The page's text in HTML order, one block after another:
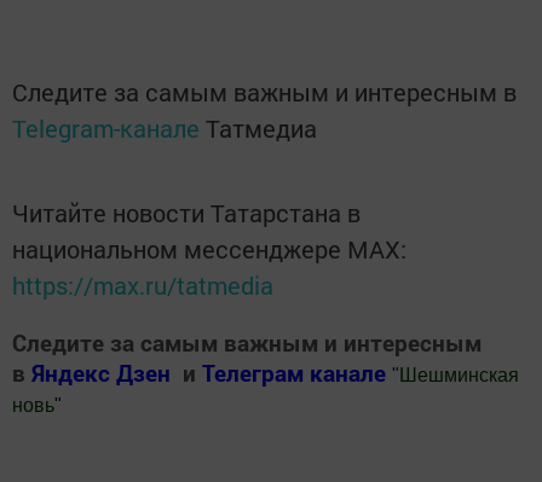
Следите за самым важным и интересным в
Telegram-канале Татмедиа
Читайте новости Татарстана в
национальном мессенджере MАХ:
https://max.ru/tatmedia
Следите за самым важным и интересным
в Яндекс Дзен и Телеграм канале " Шешминская
новь"